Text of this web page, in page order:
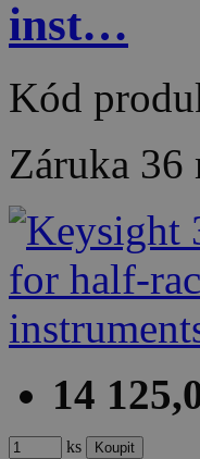
inst…
Kód
Záruka 36
14
ks